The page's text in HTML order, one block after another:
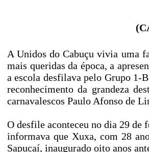
A Unidos do Cabuçu vivia uma
mais queridas da época, a
a escola desfilava pelo Grupo 1-
reconhecimento da grandeza
carnavalescos Paulo Afonso de
O desfile aconteceu no dia 29 de
informava que Xuxa, com 28
Sapucaí, inaugurado oito anos